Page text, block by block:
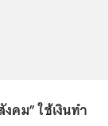
คม” ใช้เงินทำ